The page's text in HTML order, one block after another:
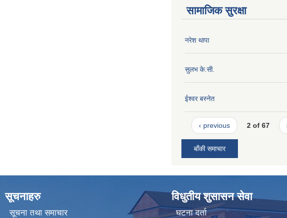
सामाजिक सुरक्षा
नरेश थापा
सुलभ के.सी.
ईश्वर बस्नेत
‹ previous 2 of 67
बाँकी समाचार
सूचनाहरु
सूचना तथा समाचार
विधुतीय शुसासन सेवा
घटना दर्ता